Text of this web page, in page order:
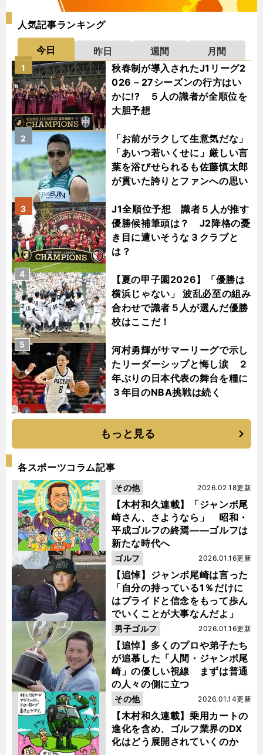
人気記事ランキング
今日 昨日 週間
月間
秋春制が導入されたJ1リーグ2
026－27シーズンの行方はい
かに!? ５人の識者が全順位を
大胆予想
1
「お前がラクして生意気だな」
「あいつ若いくせに」厳しい言
葉を浴びせられるも佐藤慎太郎
が貫いた誇りとファンへの思い
2
J1全順位予想 識者５人が推す
優勝候補筆頭は？ J2降格の憂
き目に遭いそうな３クラブと
は？
3
【夏の甲子園2026】「優勝は
横浜じゃない」 波乱必至の組み
合わせで識者５人が選んだ優勝
校はここだ！
4
河村勇輝がサマーリーグで示し
たリーダーシップと悔し涙 ２
年ぶりの日本代表の舞台を糧に
３年目のNBA挑戦は続く
5
もっと見る
各スポーツコラム記事
【木村和久連載】「ジャンボ尾
崎さん、さようなら」 昭和・
平成ゴルフの終焉――ゴルフは
新たな時代へ
2026.02.18更新
その他
【追悼】ジャンボ尾崎は言った
「自分の持っている1％だけに
はプライドと信念をもって歩ん
でいくことが大事なんだよ」
2026.01.16更新
ゴルフ
【追悼】多くのプロや弟子たち
が追慕した「人間・ジャンボ尾
崎」の優しい視線 まずは普通
の人々の側に立つ
2026.01.16更新
男子ゴルフ
【木村和久連載】乗用カートの
進化を含め、ゴルフ業界のDX
化はどう展開されていくのか
2026.01.14更新
その他